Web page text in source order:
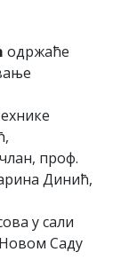
одржаће
проф.
Динић,
у сали
Саду